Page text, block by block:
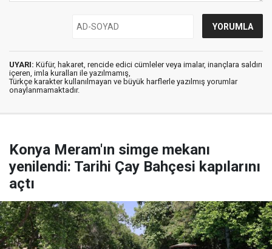
UYARI: Küfür, hakaret, rencide edici cümleler veya imalar, inançlara saldırı
içeren, imla kuralları ile yazılmamış,
Türkçe karakter kullanılmayan ve büyük harflerle yazılmış yorumlar
onaylanmamaktadır.
Konya Meram'ın simge mekanı
yenilendi: Tarihi Çay Bahçesi kapılarını
açtı